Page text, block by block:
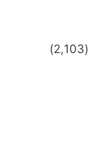
(2,103)